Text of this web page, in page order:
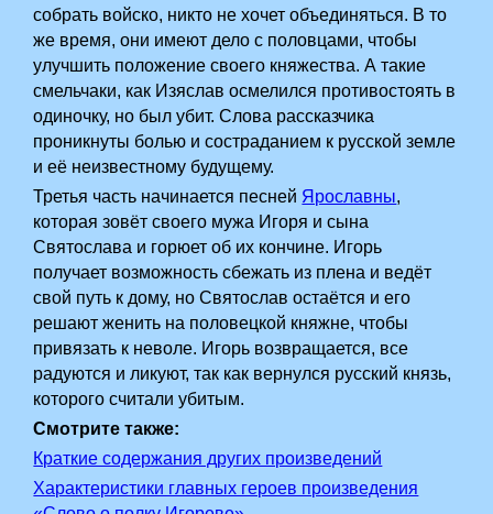
собрать войско, никто не хочет объединяться. В то
же время, они имеют дело с половцами, чтобы
улучшить положение своего княжества. А такие
смельчаки, как Изяслав осмелился противостоять в
одиночку, но был убит. Слова рассказчика
проникнуты болью и состраданием к русской земле
и её неизвестному будущему.
Третья часть начинается песней Ярославны,
которая зовёт своего мужа Игоря и сына
Святослава и горюет об их кончине. Игорь
получает возможность сбежать из плена и ведёт
свой путь к дому, но Святослав остаётся и его
решают женить на половецкой княжне, чтобы
привязать к неволе. Игорь возвращается, все
радуются и ликуют, так как вернулся русский князь,
которого считали убитым.
Смотрите также:
Краткие содержания других произведений
Характеристики главных героев произведения